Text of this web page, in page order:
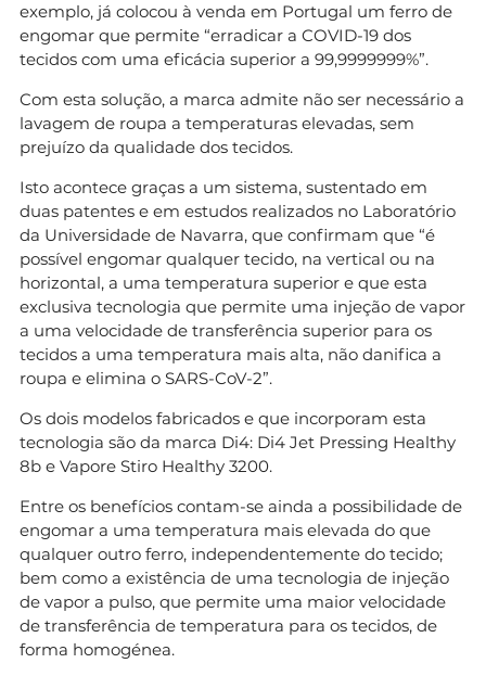
exemplo, já colocou à venda em Portugal um ferro de
engomar que permite “erradicar a COVID-19 dos
tecidos com uma eficácia superior a 99,9999999%”.
Com esta solução, a marca admite não ser necessário a
lavagem de roupa a temperaturas elevadas, sem
prejuízo da qualidade dos tecidos.
Isto acontece graças a um sistema, sustentado em
duas patentes e em estudos realizados no Laboratório
da Universidade de Navarra, que confirmam que “é
possível engomar qualquer tecido, na vertical ou na
horizontal, a uma temperatura superior e que esta
exclusiva tecnologia que permite uma injeção de vapor
a uma velocidade de transferência superior para os
tecidos a uma temperatura mais alta, não danifica a
roupa e elimina o SARS-CoV-2”.
Os dois modelos fabricados e que incorporam esta
tecnologia são da marca Di4: Di4 Jet Pressing Healthy
8b e Vapore Stiro Healthy 3200.
Entre os benefícios contam-se ainda a possibilidade de
engomar a uma temperatura mais elevada do que
qualquer outro ferro, independentemente do tecido;
bem como a existência de uma tecnologia de injeção
de vapor a pulso, que permite uma maior velocidade
de transferência de temperatura para os tecidos, de
forma homogénea.